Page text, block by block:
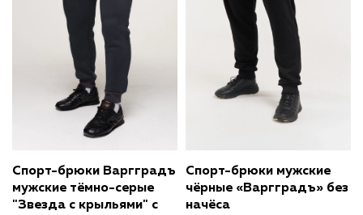
Спорт-брюки Варгградъ
мужские тёмно-серые
"Звезда с крыльями" с
Спорт-брюки мужские
чёрные «Варгградъ» без
начёса